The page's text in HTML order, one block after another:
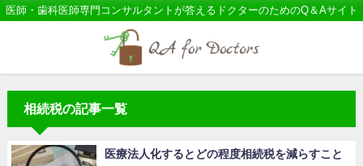
医師・歯科医師専門コンサルタントが答えるドクターのためのQ＆Aサイト
相続税の記事一覧
医療法人化するとどの程度相続税を減らすこと